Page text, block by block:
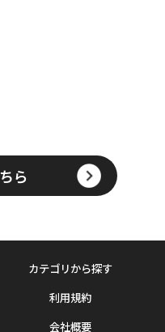
ら
カテゴリから探す
利用規約
会社概要